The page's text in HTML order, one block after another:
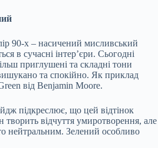
90-х – насичений мисливський
в сучасні інтер’єри. Сьогодні
приглушені та складні тони
та спокійно. Як приклад
від Benjamin Moore.
підкреслює, що цей відтінок
творить відчуття умиротворення, але
нейтральним. Зелений особливо